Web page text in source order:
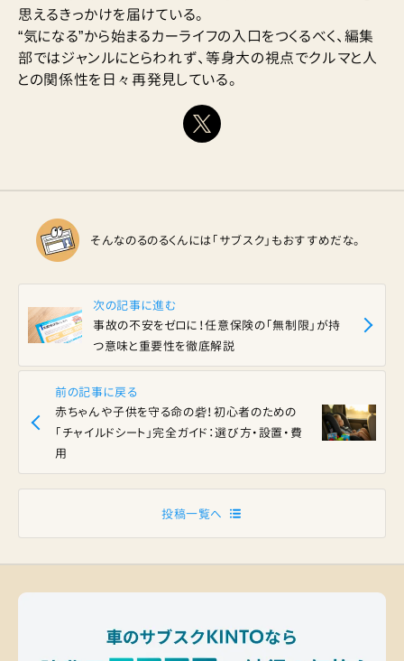
思えるきっかけを届けている。
“気になる”から始まるカーライフの入口をつくるべく、編集
部ではジャンルにとらわれず、等身大の視点でクルマと人
との関係性を日々再発見している。
そんなのるのるくんには「サブスク」もおすすめだな。
前の記事に戻る
赤ちゃんや子供を守る命の砦！初心者のための
「チャイルドシート」完全ガイド：選び方・設置・費
用
次の記事に進む
事故の不安をゼロに！任意保険の「無制限」が持
つ意味と重要性を徹底解説
投稿一覧へ